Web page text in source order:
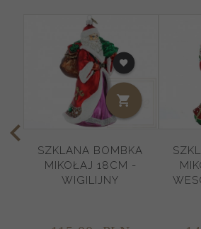
SZKLANA BOMBKA
MIKOŁAJ 18CM -
WIGILIJNY